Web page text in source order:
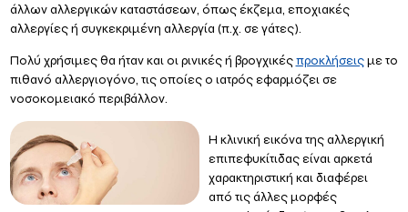
άλλων αλλεργικών καταστάσεων, όπως έκζεμα, εποχιακές
αλλεργίες ή συγκεκριμένη αλλεργία (π.χ. σε γάτες).
Πολύ χρήσιμες θα ήταν και οι ρινικές ή βρογχικέςπροκλήσειςμε το
πιθανό αλλεργιογόνο, τις οποίες ο ιατρός εφαρμόζει σε
νοσοκομειακό περιβάλλον.
Η κλινική εικόνα της αλλεργική
επιπεφυκίτιδας είναι αρκετά
χαρακτηριστική και διαφέρει
από τις άλλες μορφές